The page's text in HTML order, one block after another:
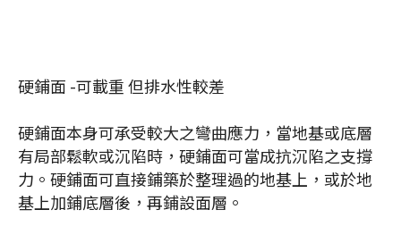
硬鋪面 -可載重 但排水性較差
硬鋪面本身可承受較大之彎曲應力，當地基或底層
有局部鬆軟或沉陷時，硬鋪面可當成抗沉陷之支撐
力。硬鋪面可直接鋪築於整理過的地基上，或於地
基上加鋪底層後，再鋪設面層。